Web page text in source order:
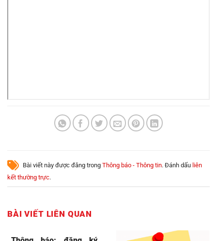
Bài viết này được đăng trong Thông báo - Thông tin. Đánh dấu liên
kết thường trực.
BÀI VIẾT LIÊN QUAN